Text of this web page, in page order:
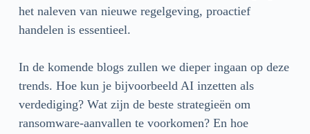
het naleven van nieuwe regelgeving, proactief
handelen is essentieel.
In de komende blogs zullen we dieper ingaan op deze
trends. Hoe kun je bijvoorbeeld AI inzetten als
verdediging? Wat zijn de beste strategieën om
ransomware-aanvallen te voorkomen? En hoe